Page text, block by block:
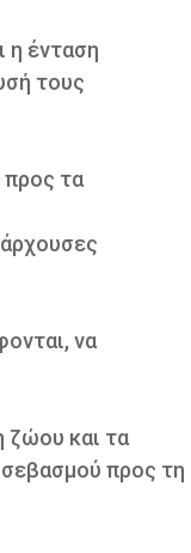
η ένταση
τους
προς τα
να
ζώου και τα
προς τη